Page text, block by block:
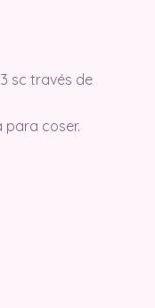
sc través de
para coser.